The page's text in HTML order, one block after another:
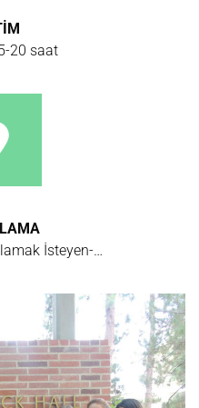
20 saat
İsteyen-…